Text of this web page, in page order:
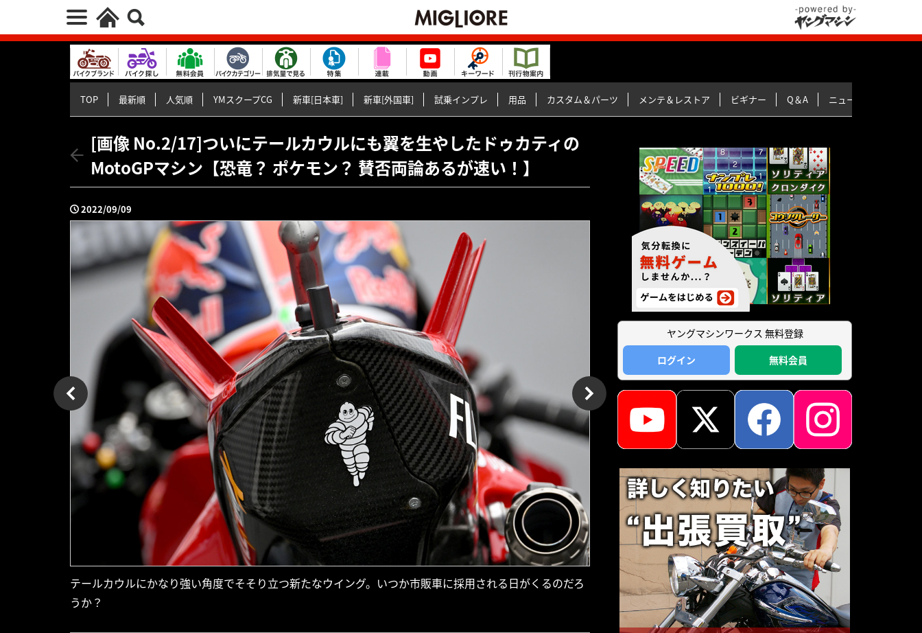
TOP 最新順 人気順 YMスクープCG 新車[日本車] 新車[外国車] 試乗インプレ 用品 カスタム＆パーツ メンテ＆レストア ビギナー Q＆A ニュース＆トピックス
[画像 No.2/17]ついにテールカウルにも翼を生やしたドゥカティの
MotoGPマシン【恐竜？ ポケモン？ 賛否両論あるが速い！】
2022/09/09
テールカウルにかなり強い角度でそそり立つ新たなウイング。いつか市販車に採用される日がくるのだろ
うか？
ヤングマシンワークス 無料登録
ログイン
無料会員